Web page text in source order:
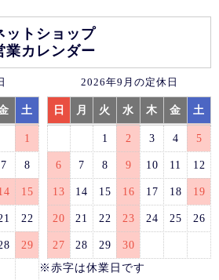
ットショップ
業カレンダー
土
1
7 8
15
22
29
2026年9月の定休日
日 月 火 水 木 金 土
1 2 3 4 5
6 7 8 9 10 11 12
13 14 15 16 17 18 19
20 21 22 23 24 25 26
27 28 29
30
※赤字は休業日です